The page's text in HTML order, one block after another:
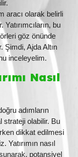
aracı olarak belirli
bu
göz önünde
Şimdi, Ajda Altın
inceleyelim.
Nasıl
adımların
strateji olabilir. Bu
dikkat edilmesi
Yatırımın nasıl
potansiyel